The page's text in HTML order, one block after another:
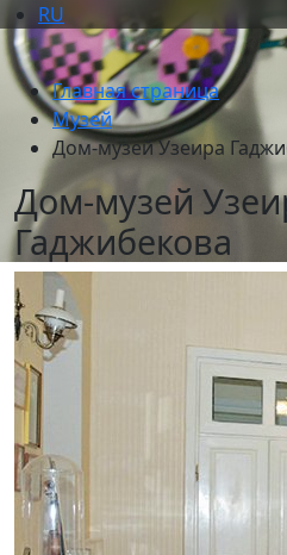
RU
Главная страница
Музей
Дом-музей Узеира
Дом-музей
Гаджибекова